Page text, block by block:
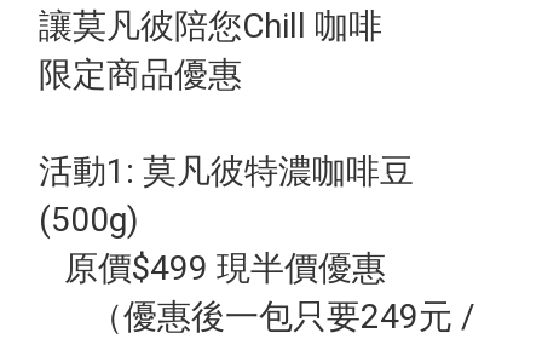
讓莫凡彼陪您Chill 咖啡
限定商品優惠
活動1: 莫凡彼特濃咖啡豆
(500g)
原價$499 現半價優惠
（優惠後一包只要249元 /